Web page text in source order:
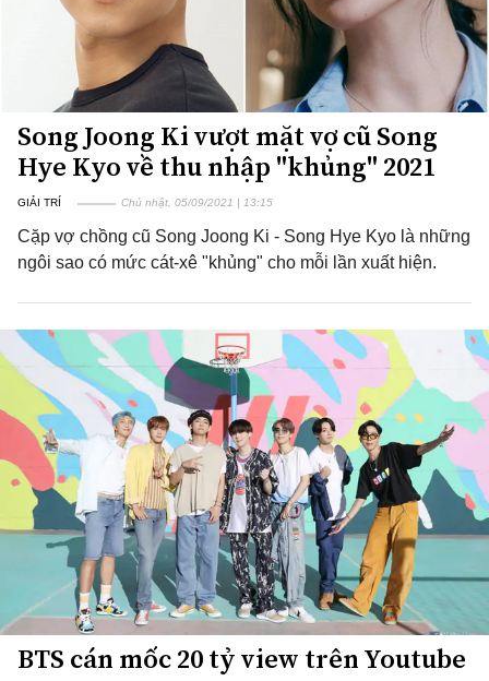
Song Joong Ki vượt mặt vợ cũ Song
Hye Kyo về thu nhập "khủng" 2021
GIẢI TRÍ Chủ nhật, 05/09/2021 | 13:15
Cặp vợ chồng cũ Song Joong Ki - Song Hye Kyo là những
ngôi sao có mức cát-xê "khủng" cho mỗi lần xuất hiện.
BTS cán mốc 20 tỷ view trên Youtube